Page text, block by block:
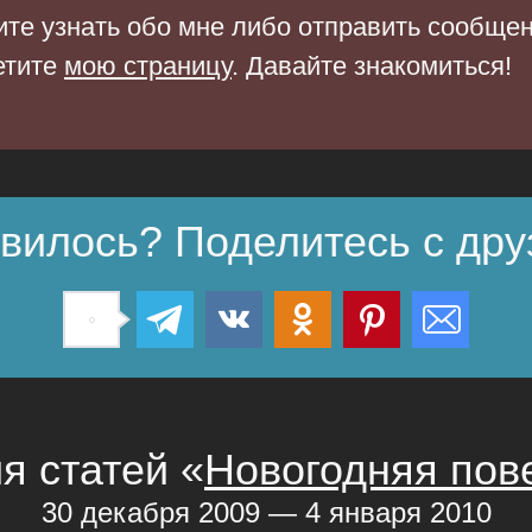
узнать обо мне либо отправить
мою страницу. Давайте знакомиться!
Поделитесь с
статей «Новогодняя
30 декабря 2009 — 4 января 2010